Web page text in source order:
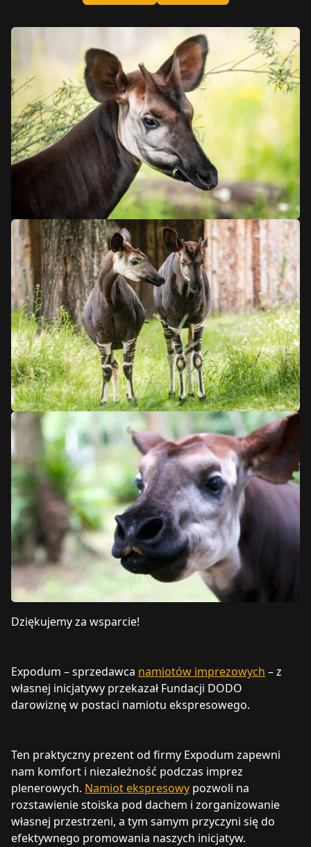
Dziękujemy za wsparcie!
Expodum – sprzedawca namiotów imprezowych – z
własnej inicjatywy przekazał Fundacji DODO
darowiznę w postaci namiotu ekspresowego.
Ten praktyczny prezent od firmy Expodum zapewni
nam komfort i niezależność podczas imprez
plenerowych. Namiot ekspresowy pozwoli na
rozstawienie stoiska pod dachem i zorganizowanie
własnej przestrzeni, a tym samym przyczyni się do
efektywnego promowania naszych inicjatyw.